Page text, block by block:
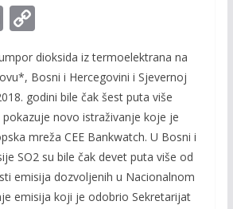
E
ai
l
C
o
p
y
Li
n
k
dioksida iz termoelektrana na
Bosni i Hercegovini i Sjevernoj
godini bile čak šest puta više
novo istraživanje koje je
mreža CEE Bankwatch. U Bosni i
SO2 su bile čak devet puta više od
emisija dozvoljenih u Nacionalnom
emisija koji je odobrio Sekretarijat